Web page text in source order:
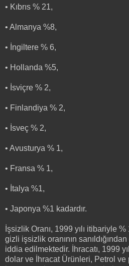
• Kıbrıs % 21,
• Almanya %8,
• İngiltere % 6,
• Hollanda %5,
• İsviçre % 2,
• Finlandiya % 2,
• İsveç % 2,
• Avusturya % 1,
• Fransa % 1,
• İtalya %1,
• Japonya %1 kadardır.
İşsizlik Oranı, 1999 yılı itibariyle
gizli işsizlik oranının
iddia edilmektedir. İhracatı, 1999
dolar ve İhracat Ürünleri, Petrol